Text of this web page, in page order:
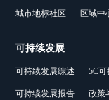
城市地标社区 区域中
可持续发展
可持续发展综述 5C
可持续发展报告 政策